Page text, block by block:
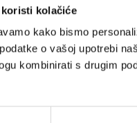
kolačiće
kako bismo
o vašoj upotrebi
kombinirati s drugim
BROJ SJEDALA: